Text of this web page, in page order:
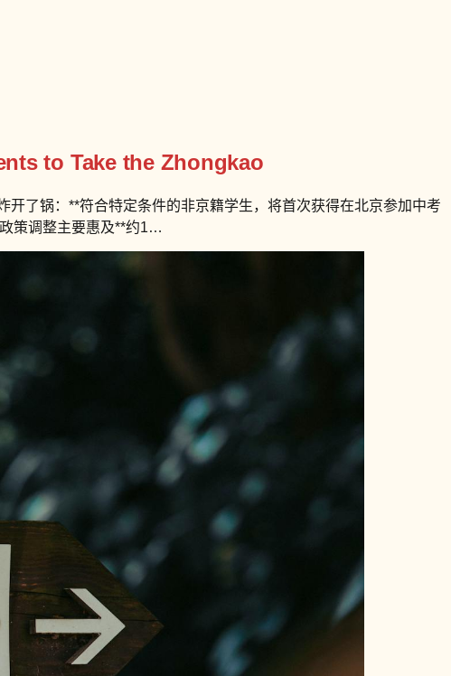
to Take the Zhongkao
了锅：**符合特定条件的非京籍学生，将首次获得在北京参加中考
策调整主要惠及**约1…